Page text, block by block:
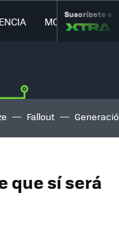
MOVILIDAD
Suscríbete a
Fallout
que sí será